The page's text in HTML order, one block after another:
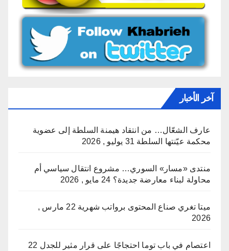
آخر الأخبار
عارف الشعّال… من انتقاد هيمنة السلطة إلى عضوية
محكمة عيّنتها السلطة 31 يوليو , 2026
منتدى «مسار» السوري… مشروع انتقال سياسي أم
محاولة لبناء معارضة جديدة؟ 24 مايو , 2026
ميتا تغري صناع المحتوى برواتب شهرية
22 مارس ,
2026
اعتصام في باب توما احتجاجًا على قرار مثير للجدل 22